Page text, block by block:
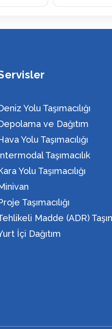
Yolu Taşımacılığı
ve Dağıtım
Yolu Taşımacılığı
Taşımacılık
Yolu Taşımacılığı
Taşımacılığı
Madde (ADR)
İçi Dağıtım